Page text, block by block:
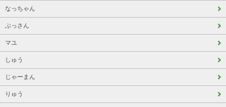
なっちゃん
ぶっさん
マユ
しゅう
じゃーまん
りゅう